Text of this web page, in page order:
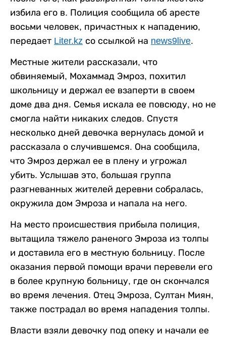
избила его в. Полиция сообщила об аресте
восьми человек, причастных к нападению,
передает Liter.kz со ссылкой на news9live.
Местные жители рассказали, что
обвиняемый, Мохаммад Эмроз, похитил
школьницу и держал ее взаперти в своем
доме два дня. Семья искала ее повсюду, но не
смогла найти никаких следов. Спустя
несколько дней девочка вернулась домой и
рассказала о случившемся. Она сообщила,
что Эмроз держал ее в плену и угрожал
убить. Услышав это, большая группа
разгневанных жителей деревни собралась,
окружила дом Эмроза и напала на него.
На место происшествия прибыла полиция,
вытащила тяжело раненого Эмроза из толпы
и доставила его в местную больницу. После
оказания первой помощи врачи перевели его
в более крупную больницу, где он скончался
во время лечения. Отец Эмроза, Султан Миян,
также пострадал во время нападения толпы.
Власти взяли девочку под опеку и начали ее